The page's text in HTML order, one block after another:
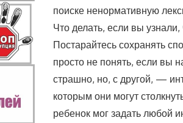
поиске ненормативную
Что делать, если вы
Постарайтесь сохранять
просто не понять, если вы
страшно, но, с другой, —
которым они могут
ребенок мог задать любой